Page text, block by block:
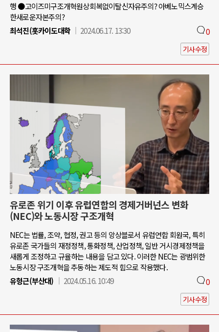
행 ●고이즈미구조개혁원상회복없이탈신자유주의? 아베노믹스계승
한새로운자본주의?
최석진(홋카이도대학
2024.06.17. 13:30 0
기사수정
유로존 위기 이후 유럽연합의 경제거버넌스 변화
(NEC)와 노동시장 구조개혁
NEC는 법률, 조약, 협정, 권고 등의 앙상블로서 유럽연합 회원국, 특히
유로존 국가들의 재정정책, 통화정책, 산업정책, 일반 거시경제정책을
새롭게 조정하고 규율하는 내용을 담고 있다. 이러한 NEC는 광범위한
노동시장 구조개혁을 추동하는 제도적 힘으로 작용했다.
유형근(부산대)
2024.05.16. 10:49 0
기사수정